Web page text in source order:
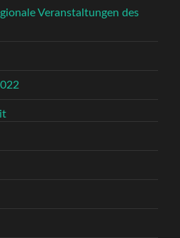
Veranstaltungen des